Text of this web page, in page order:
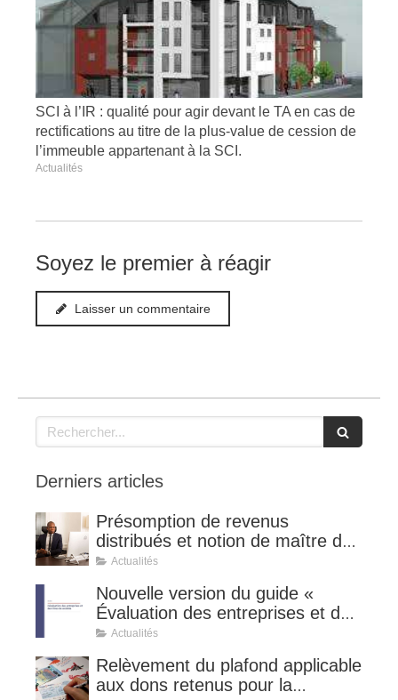
SCI à l’IR : qualité pour agir devant le TA en cas de
rectifications au titre de la plus-value de cession de
l’immeuble appartenant à la SCI.
Actualités
Soyez le premier à réagir
Laisser un commentaire
Rechercher
Derniers articles
Présomption de revenus
distribués et notion de maître de
l'affaire (CE 8 juillet 2026, n°
Actualités
Nouvelle version du guide «
Évaluation des entreprises et des
titres de sociétés ».
Actualités
Relèvement du plafond applicable
aux dons retenus pour la